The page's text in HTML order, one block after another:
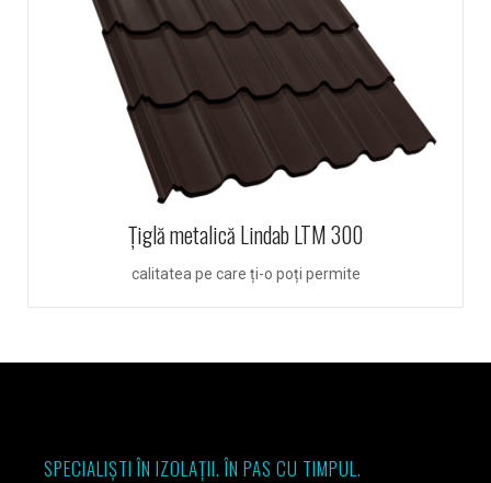
Ţiglă metalică Lindab LTM 300
calitatea pe care ți-o poți permite
SPECIALIȘTI ÎN IZOLAȚII. ÎN PAS CU TIMPUL.